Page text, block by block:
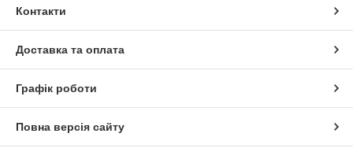
Контакти
Доставка та оплата
Графік роботи
Повна версія сайту